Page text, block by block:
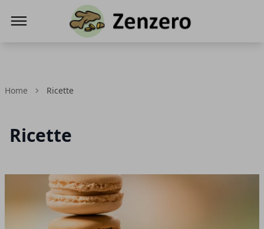
Home Ricette
Ricette
Articoli in Evidenza